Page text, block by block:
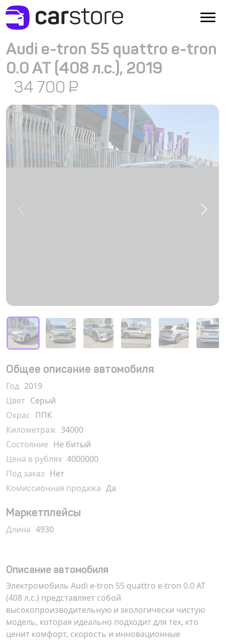
Audi e-tron 55 quattro e-tron
0.0 AT (408 л.с.), 2019
34 700 ₽
Общее описание автомобиля
Год 2019
Цвет Серый
Окрас ППК
Километраж 34000
Состояние Не битый
Цена в рублях 4000000
Под заказ Нет
Комиссионная продажа Да
Маркетплейсы
Длина 4930
Описание автомобиля
Электромобиль Audi e-tron 55 quattro e-tron 0.0 AT
(408 л.с.) представляет собой
высокопроизводительную и экологически чистую
модель, которая идеально подходит для тех, кто
ценит комфорт, скорость и инновационные